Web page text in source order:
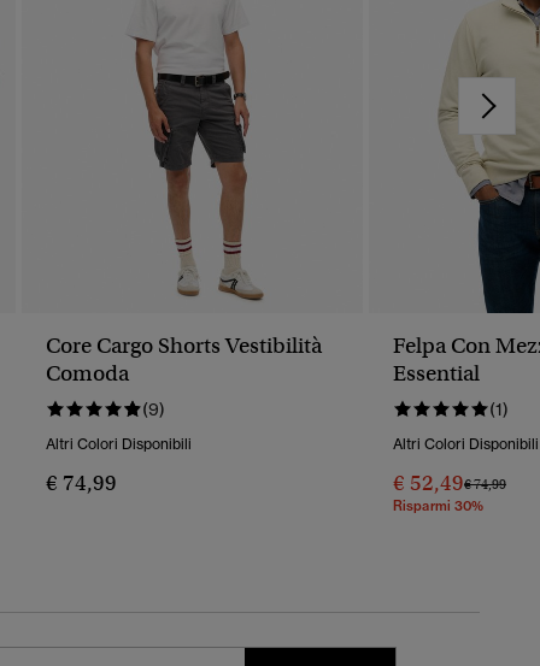
Core Cargo Shorts Vestibilità
Comoda
(9)
Altri Colori Disponibili
€ 74,99
Felpa Con
Essential
(1)
Altri Colori Disponibili
€ 52,49Prezzo
€ 74,99A
Risparmi 30%